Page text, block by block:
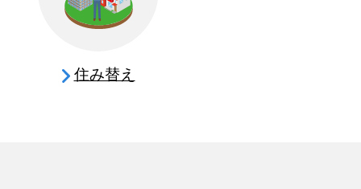
住み替え